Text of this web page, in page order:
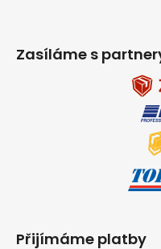
Zasíláme s
Přijímáme platby